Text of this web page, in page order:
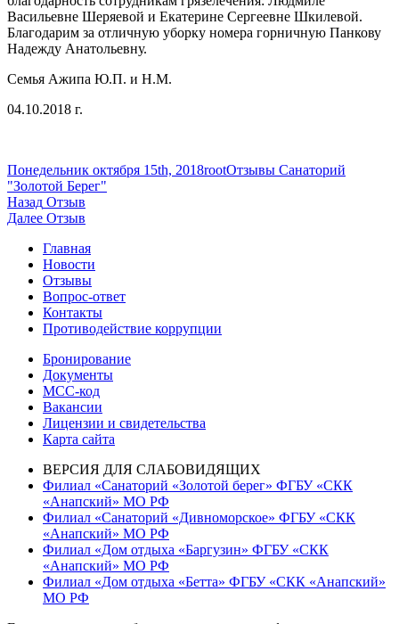
Васильевне Шеряевой и Екатерине Сергеевне Шкилевой.
Благодарим за отличную уборку номера горничную Панкову
Надежду Анатольевну.
Семья Ажипа Ю.П. и Н.М.
04.10.2018 г.
Опубликовано
Понедельник октября 15th, 2018Автор
rootРубрики
Отзывы Санаторий
"Золотой Берег"
Навигация
по
записям
Назад Предыдущая
запись:
Отзыв
Далее Следующая
Отзыв
Главная
Новости
Отзывы
Вопрос-ответ
Контакты
Противодействие коррупции
Бронирование
Документы
МСС-код
Вакансии
Лицензии и свидетельства
Карта сайта
ВЕРСИЯ ДЛЯ СЛАБОВИДЯЩИХ
Филиал «Санаторий «Золотой берег» ФГБУ «СКК
«Анапский» МО РФ
Филиал «Санаторий «Дивноморское» ФГБУ «СКК
«Анапский» МО РФ
Филиал «Дом отдыха «Баргузин» ФГБУ «СКК
«Анапский» МО РФ
Филиал «Дом отдыха «Бетта» ФГБУ «СКК «Анапский»
МО РФ